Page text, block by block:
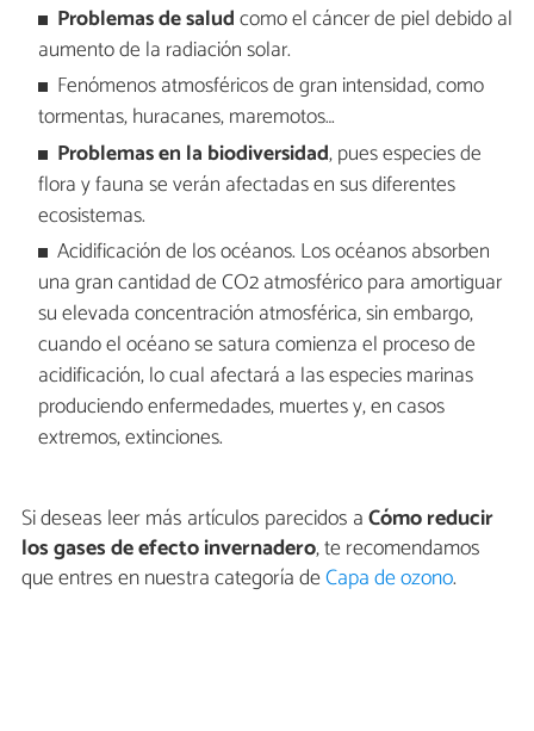
Problemas de saludcomo el cáncer de piel debido al
aumento de la radiación solar.
Fenómenos atmosféricos de gran intensidad, como
tormentas, huracanes, maremotos…
Problemas en la biodiversidad, pues especies de
flora y fauna se verán afectadas en sus diferentes
ecosistemas.
Acidificación de los océanos. Los océanos absorben
una gran cantidad de CO2 atmosférico para amortiguar
su elevada concentración atmosférica, sin embargo,
cuando el océano se satura comienza el proceso de
acidificación, lo cual afectará a las especies marinas
produciendo enfermedades, muertes y, en casos
extremos, extinciones.
Si deseas leer más artículos parecidos aCómo reducir
los gases de efecto invernadero, te recomendamos
que entres en nuestra categoría deCapa de ozono.